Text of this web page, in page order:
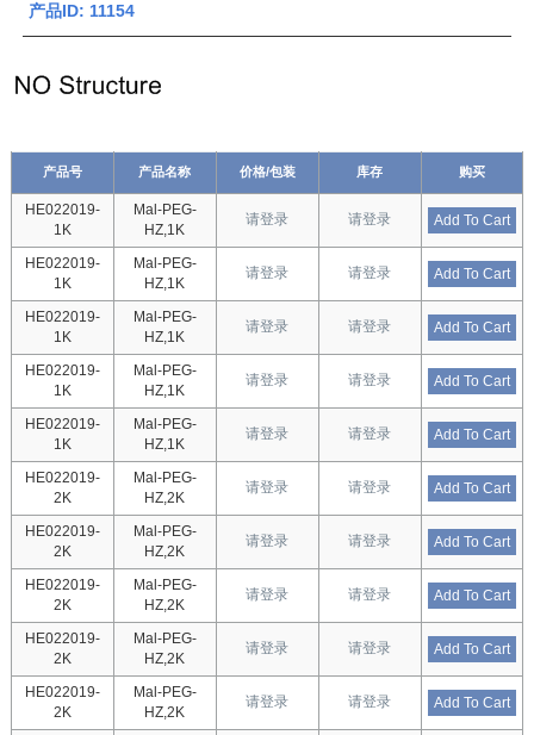
产品ID: 11154
产品号 产品名称 价格/包装 库存 购买
HE022019-
1K
Mal-PEG-
HZ,1K
请登录 请登录 Add To Cart
HE022019-
1K
Mal-PEG-
HZ,1K
请登录 请登录 Add To Cart
HE022019-
1K
Mal-PEG-
HZ,1K
请登录 请登录 Add To Cart
HE022019-
1K
Mal-PEG-
HZ,1K
请登录 请登录 Add To Cart
HE022019-
1K
Mal-PEG-
HZ,1K
请登录 请登录 Add To Cart
HE022019-
2K
Mal-PEG-
HZ,2K
请登录 请登录 Add To Cart
HE022019-
2K
Mal-PEG-
HZ,2K
请登录 请登录 Add To Cart
HE022019-
2K
Mal-PEG-
HZ,2K
请登录 请登录 Add To Cart
HE022019-
2K
Mal-PEG-
HZ,2K
请登录 请登录 Add To Cart
HE022019-
2K
Mal-PEG-
HZ,2K
请登录 请登录 Add To Cart